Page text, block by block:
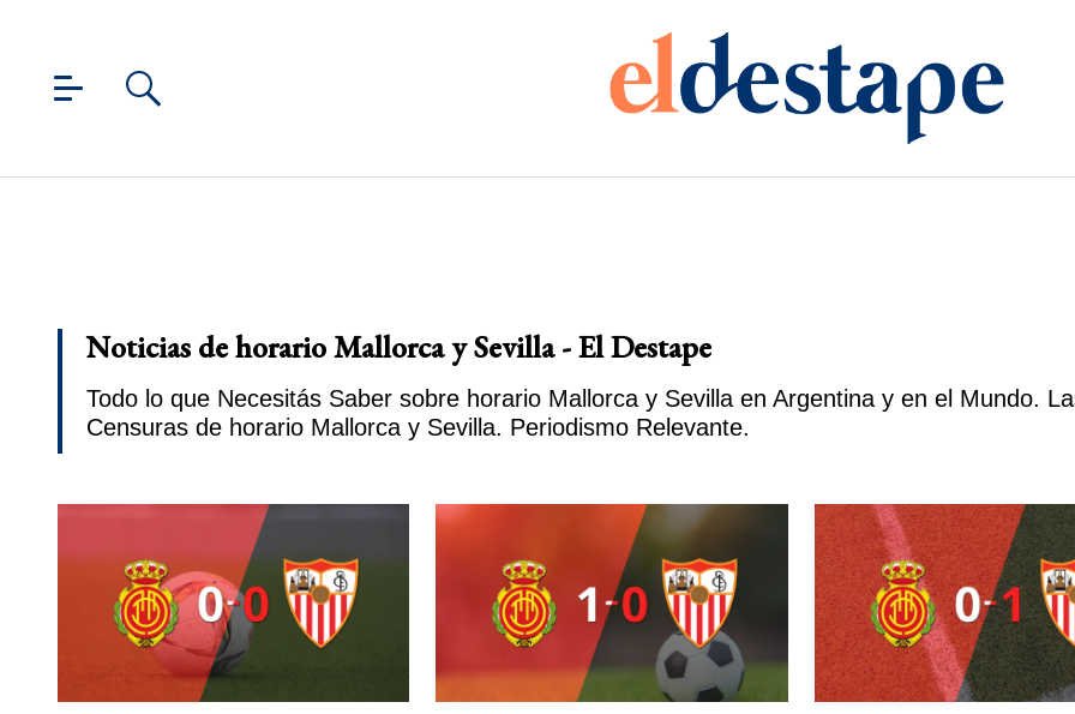
Noticias de horario Mallorca y Sevilla - El Destape
Todo lo que Necesitás Saber sobre horario Mallorca y Sevilla en Argentina y en el Mundo.
Censuras de horario Mallorca y Sevilla. Periodismo Relevante.